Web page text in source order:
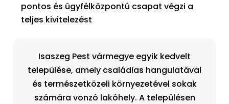
pontos és ügyfélközpontú csapat végzi a
teljes kivitelezést
Isaszeg Pest vármegye egyik kedvelt
települése, amely családias hangulatával
és természetközeli környezetével sokak
számára vonzó lakóhely. A településen